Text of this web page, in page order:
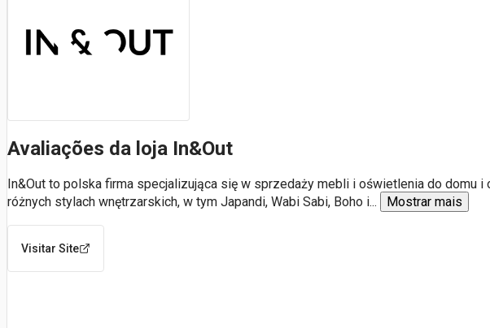
Avaliações da loja In&Out
In&Out to polska firma specjalizująca się w sprzedaży mebli i oświetlenia do domu
różnych stylach wnętrzarskich, w tym Japandi, Wabi Sabi, Boho i... Mostrar mais
Visitar Site